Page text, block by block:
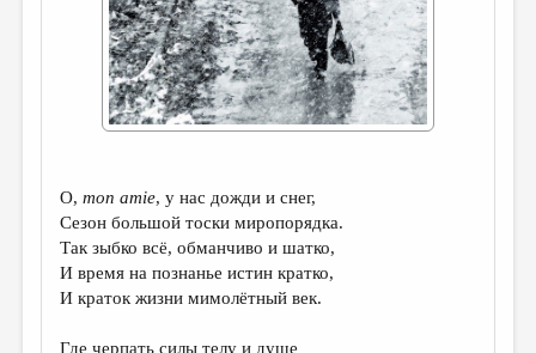
ИЗБРАННОЕ
ДАЙДЖЕСТ
ПРОИЗВЕДЕНИЯ
КОНКУРСЫ
ДЕТСКАЯ КОМНАТА
КНИЖНАЯ ПОЛКА
O,mon amie, у нас дожди и снег,
Сезон большой тоски миропорядка.
Так зыбко всё, обманчиво и шатко,
И время на познанье истин кратко,
И краток жизни мимолётный век.
Где черпать силы телу и душе